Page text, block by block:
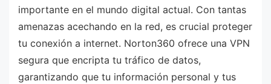
importante en el mundo digital actual. Con tantas
amenazas acechando en la red, es crucial proteger
tu conexión a internet. Norton360 ofrece una VPN
segura que encripta tu tráfico de datos,
garantizando que tu información personal y tus